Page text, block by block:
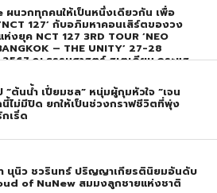
ผนวกทุกคนให้เป็นหนึ่งเดียวกัน เพื่อ
127’ กับอภิมหาคอนเสิร์ตของวง
งยุค NCT 127 3RD TOUR ‘NEO
– THE UNITY’ 27-28
ณ ธรรมศาสตร์ สเตเดียม กระแส
ใหญ่สมการรอคอย บัตร SOLD OUT
ทีที่เปิดจำหน่าย !
“ต้นน้ำ เปี่ยมชล” หนุ่มผู้กุมหัวใจ “เจน
นี้ไม่มีปิด ยกให้เป็นช่วงกราฟชีวิตที่พุ่ง
เริ่ด
นุนิว ชวรินทร์ ปริญญาเกียรตินิยมอันดับ
of NuNew สมมงลูกชายแห่งชาติ